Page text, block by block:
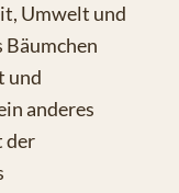
Umwelt und
und
anderes
der